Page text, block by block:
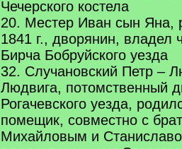
Чечерского костела
20. Местер Иван сын Яна,
1841 г., дворянин, владел
Бирча Бобруйского уезда
32. Случановский Петр –
Людвига, потомственный
Рогачевского уезда,
помещик, совместно с
Михайловым и